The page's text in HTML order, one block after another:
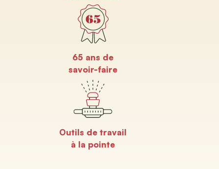
65 ans de
savoir-faire
Outils de travail
à la pointe